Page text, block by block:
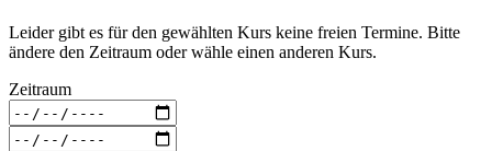
Leider gibt es für den gewählten Kurs keine freien Termine. Bitte
ändere den Zeitraum oder wähle einen anderen Kurs.
Zeitraum